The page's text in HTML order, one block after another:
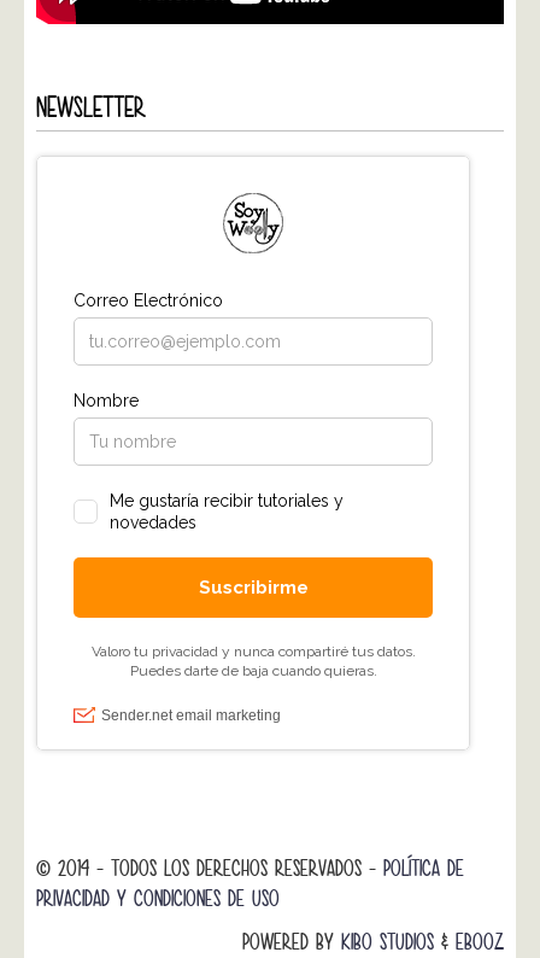
NEWSLETTER
© 2014 - TODOS LOS DERECHOS RESERVADOS - POLÍTICA DE
PRIVACIDAD Y CONDICIONES DE USO
POWERED BY KIBO STUDIOS & EBOOZ